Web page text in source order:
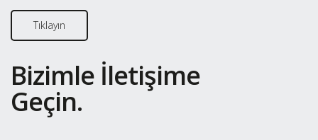
Tıklayın
Bizimle İletişime
Geçin.